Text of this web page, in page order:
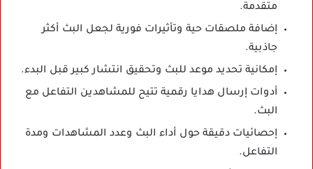
متقدمة.
إضافة ملصقات حية وتأثيرات فورية لجعل البث أكثر
جاذبية.
إمكانية تحديد موعد للبث وتحقيق انتشار كبير قبل البدء.
أدوات إرسال هدايا رقمية تتيح للمشاهدين التفاعل مع
البث.
إحصائيات دقيقة حول أداء البث وعدد المشاهدات ومدة
التفاعل.